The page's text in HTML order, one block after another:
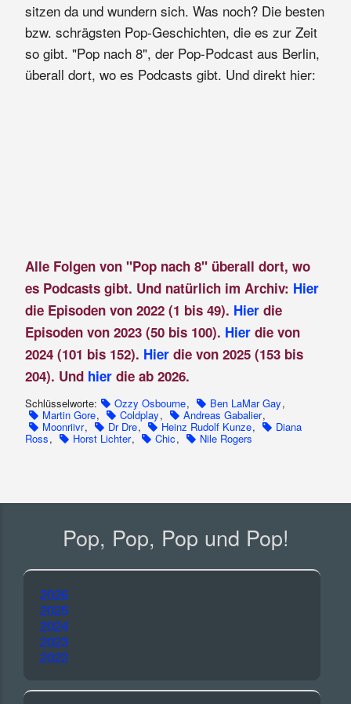
sitzen da und wundern sich. Was noch? Die besten
bzw. schrägsten Pop-Geschichten, die es zur Zeit
so gibt. "Pop nach 8", der Pop-Podcast aus Berlin,
überall dort, wo es Podcasts gibt. Und direkt hier:
Alle Folgen von "Pop nach 8" überall dort, wo
es Podcasts gibt. Und natürlich im Archiv: Hier
die Episoden von 2022 (1 bis 49). Hierdie
Episoden von 2023 (50 bis 100). Hier die von
2024 (101 bis 152). Hier die von 2025 (153 bis
204). Und hier die ab 2026.
Schlüsselworte: Ozzy Osbourne, Ben LaMar Gay,
Martin Gore, Coldplay, Andreas Gabalier,
Moonriivr, Dr Dre, Heinz Rudolf Kunze, Diana
Ross, Horst Lichter, Chic, Nile Rogers
Pop, Pop, Pop und Pop!
2026
2025
2024
2023
2022